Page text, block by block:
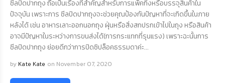
ซีลปิดปากถุง ถือเป็นเรื่องที่สำคัญสำหรับการแพ็คกิ้งหรือบรรจุสินค้าใน
ปัจจุบัน เพราะการ ซีลปิดปากถุงจะช่วยคุณป้องกันปัญหาที่จะเกิดขึ้นในภาย
หลังได้ เช่น อาหารเลาะออกนอกถุง ฝุ่นหรือสิ่งสกปรกเข้าไปในถุง หรือสินค้า
อาจมีปัญหาในระหว่างการขนส่งได้(การกระแทกที่รุนแรง) เพราะฉะนั้นการ
ซีลปิดปากถุง ย่อยดีกว่าการปิดซิปล็อคธรรมดาค่ะ...
by Kate Kate on November 07, 2020